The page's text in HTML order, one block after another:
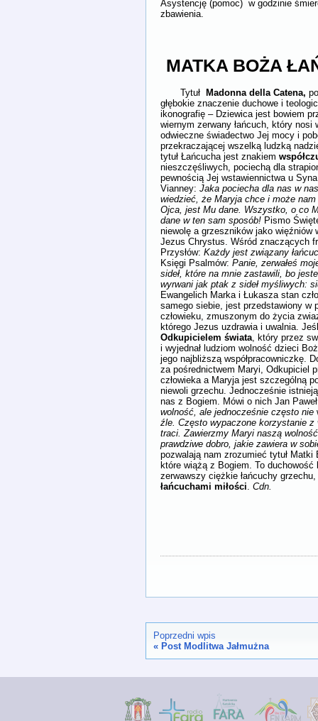
Asystencję (pomoc) w godzinie
zbawienia.
MATKA BOŻA
Tytuł Madonna della Catena,
głębokie znaczenie duchowe i
ikonografię – Dziewica jest bowiem
wiernym zerwany łańcuch, który nosi
odwieczne świadectwo Jej mocy i
przekraczającej wszelką ludzką
tytuł Łańcucha jest znakiem
nieszczęśliwych, pociechą dla
pewnością Jej wstawiennictwa u
Vianney: Jaka pociecha dla nas w
wiedzieć, że Maryja chce i może
Ojca, jest Mu dane. Wszystko, o co
dane w ten sam sposób! Pismo
niewolę a grzeszników jako więźniów
Jezus Chrystus. Wśród znaczących
Przysłów: Każdy jest związany
Księgi Psalmów: Panie, zerwałeś
sideł, które na mnie zastawili, bo
wyrwani jak ptak z sideł myśliwych:
Ewangelich Marka i Łukasza stan
samego siebie, jest przedstawiony w
człowieku, zmuszonym do życia
którego Jezus uzdrawia i uwalnia.
Odkupicielem świata , który przez
i wyjednał ludziom wolność dzieci
jego najbliższą współpracowniczkę.
za pośrednictwem Maryi, Odkupiciel
człowieka a Maryja jest szczególną
niewoli grzechu. Jednocześnie
nas z Bogiem. Mówi o nich Jan
wolność, ale jednocześnie często nie
źle. Często wypaczone korzystanie z
traci. Zawierzmy Maryi naszą
prawdziwe dobro, jakie zawiera w
pozwalają nam zrozumieć tytuł
które wiążą z Bogiem. To
zerwawszy ciężkie łańcuchy
łańcuchami miłości Cdn.
Poprzedni wpis
« Post Modlitwa Jałmużna